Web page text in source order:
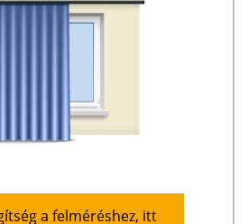
a felméréshez, itt